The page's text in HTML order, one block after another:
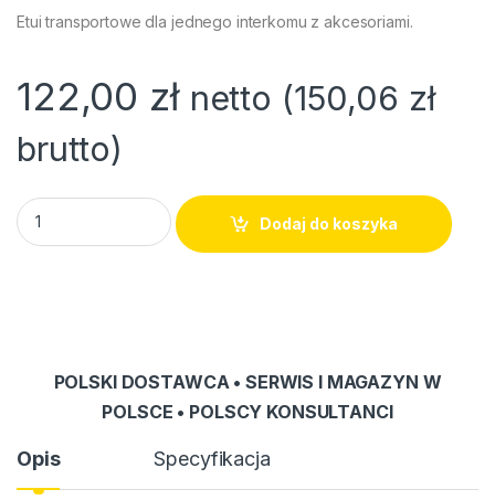
Etui transportowe dla jednego interkomu z akcesoriami.
122,00 zł netto (150,06 zł
brutto)
Etui transportowe OT-005 quantity
Dodaj do koszyka
POLSKI DOSTAWCA • SERWIS I MAGAZYN W
POLSCE • POLSCY KONSULTANCI
Opis Specyfikacja